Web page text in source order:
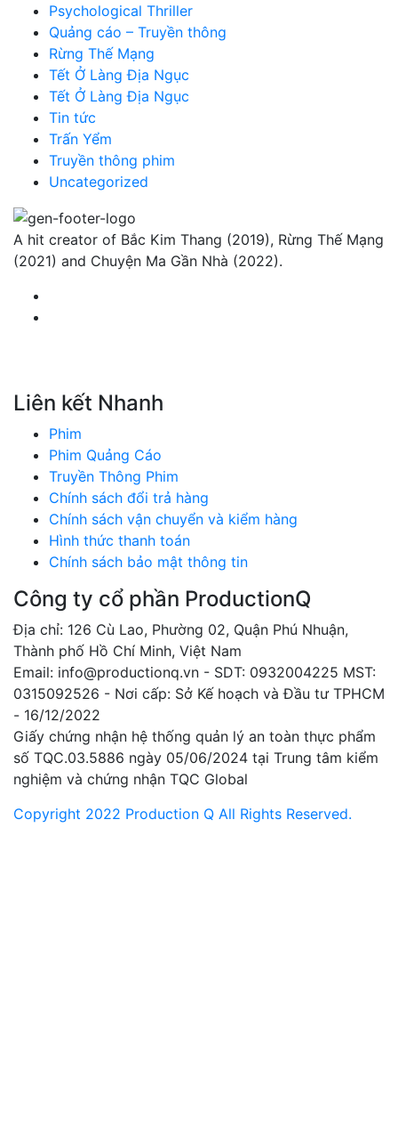
Psychological Thriller
Quảng cáo – Truyền thông
Rừng Thế Mạng
Tết Ở Làng Địa Ngục
Tết Ở Làng Địa Ngục
Tin tức
Trấn Yểm
Truyền thông phim
Uncategorized
A hit creator of Bắc Kim Thang (2019), Rừng Thế Mạng
(2021) and Chuyện Ma Gần Nhà (2022).
Liên kết Nhanh
Phim
Phim Quảng Cáo
Truyền Thông Phim
Chính sách đổi trả hàng
Chính sách vận chuyển và kiểm hàng
Hình thức thanh toán
Chính sách bảo mật thông tin
Công ty cổ phần ProductionQ
Địa chỉ: 126 Cù Lao, Phường 02, Quận Phú Nhuận,
Thành phố Hồ Chí Minh, Việt Nam
Email: info@productionq.vn - SDT: 0932004225 MST:
0315092526 - Nơi cấp: Sở Kế hoạch và Đầu tư TPHCM
- 16/12/2022
Giấy chứng nhận hệ thống quản lý an toàn thực phẩm
số TQC.03.5886 ngày 05/06/2024 tại Trung tâm kiểm
nghiệm và chứng nhận TQC Global
Copyright 2022 Production Q All Rights Reserved.